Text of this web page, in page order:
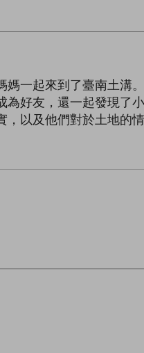
一起來到了臺南土溝
為好友，還一起發現
以及他們對於土地的情